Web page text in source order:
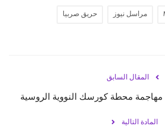
مراسل نيوز حريق صربيا
المقال السابق
مهاجمة محطة كورسك النووية الروسية
المادة التالية